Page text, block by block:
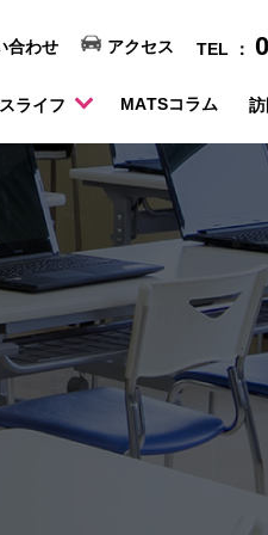
合わせ アクセス TEL ：
ライフ MATSコラム 訪